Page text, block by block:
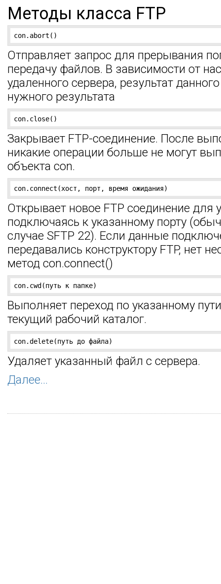
Методы класса FTP
con.abort()
Отправляет запрос для прерывания
передачу файлов. В зависимости от
удаленного сервера, результат
нужного результата
con.close()
Закрывает FTP-соединение. После
никакие операции больше не могут
объекта con.
con.connect(хост, порт, время ожидания)
Открывает новое FTP соединение для
подключаясь к указанному порту
случае SFTP 22). Если данные
передавались конструктору FTP, нет
метод con.connect()
con.cwd(путь к папке)
Выполняет переход по указанному
текущий рабочий каталог.
con.delete(путь до файла)
Удаляет указанный файл с сервера.
Далее...